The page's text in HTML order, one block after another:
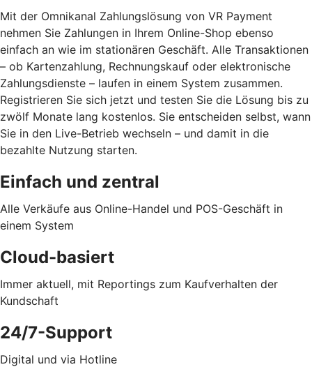
Mit der Omnikanal Zahlungslösung von VR Payment
nehmen Sie Zahlungen in Ihrem Online-Shop ebenso
einfach an wie im stationären Geschäft. Alle Transaktionen
– ob Kartenzahlung, Rechnungskauf oder elektronische
Zahlungsdienste – laufen in einem System zusammen.
Registrieren Sie sich jetzt und testen Sie die Lösung bis zu
zwölf Monate lang kostenlos. Sie entscheiden selbst, wann
Sie in den Live-Betrieb wechseln – und damit in die
bezahlte Nutzung starten.
Einfach und zentral
Alle Verkäufe aus Online-Handel und POS-Geschäft in
einem System
Cloud-basiert
Immer aktuell, mit Reportings zum Kaufverhalten der
Kundschaft
24/7-Support
Digital und via Hotline